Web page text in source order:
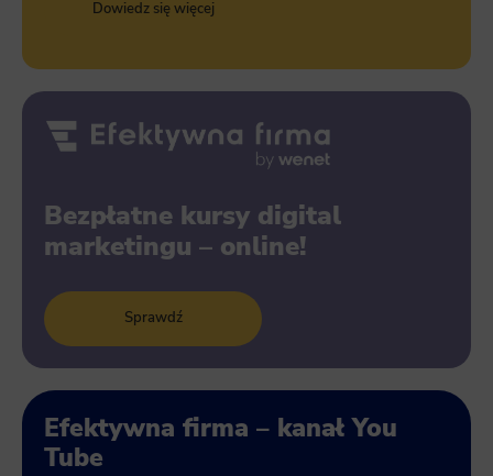
Dowiedz się więcej
Bezpłatne kursy digital
marketingu – online!
Sprawdź
Efektywna firma – kanał You
Tube